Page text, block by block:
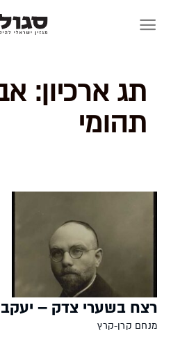
תג ארכיון:
תהומי
רצח בשערי צדק –
מנחם קרן-קרץ